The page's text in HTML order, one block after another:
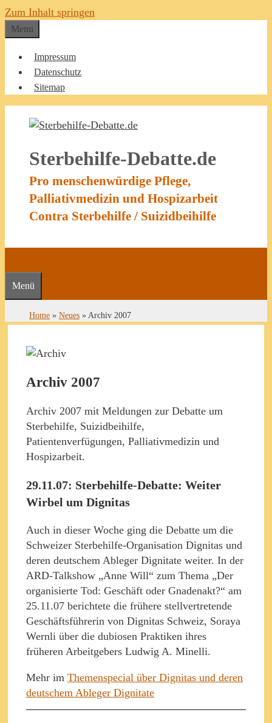
Zum Inhalt springen
Menu
Impressum
Datenschutz
Sitemap
Sterbehilfe-Debatte.de
Pro menschenwürdige Pflege,
Palliativmedizin und Hospizarbeit
Contra Sterbehilfe / Suizidbeihilfe
Menü
Home » Neues » Archiv 2007
Archiv 2007
Archiv 2007 mit Meldungen zur Debatte um
Sterbehilfe, Suizidbeihilfe,
Patientenverfügungen, Palliativmedizin und
Hospizarbeit.
29.11.07: Sterbehilfe-Debatte: Weiter
Wirbel um Dignitas
Auch in dieser Woche ging die Debatte um die
Schweizer Sterbehilfe-Organisation Dignitas und
deren deutschem Ableger Dignitate weiter. In der
ARD-Talkshow „Anne Will“ zum Thema „Der
organisierte Tod: Geschäft oder Gnadenakt?“ am
25.11.07 berichtete die frühere stellvertretende
Geschäftsführerin von Dignitas Schweiz, Soraya
Wernli über die dubiosen Praktiken ihres
früheren Arbeitgebers Ludwig A. Minelli.
Mehr im Themenspecial über Dignitas und deren
deutschem Ableger Dignitate